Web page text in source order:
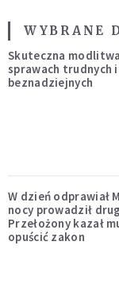
WYBRANE
Skuteczna
sprawach trudnych i
beznadziejnych
W dzień odprawiał
nocy prowadził
Przełożony kazał
opuścić zakon